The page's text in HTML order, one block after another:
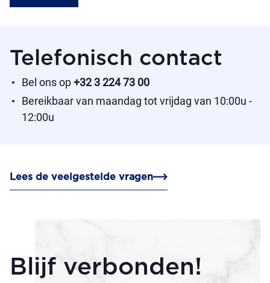
Telefonisch contact
Bel ons op+32 3 224 73 00
Bereikbaar van maandag tot vrijdag van 10:00u -
12:00u
Lees de veelgestelde vragen
Blijf verbonden!